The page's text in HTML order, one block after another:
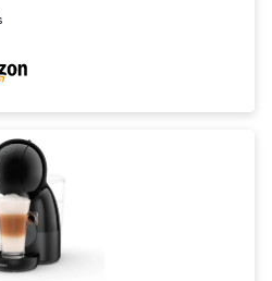
Ajustable, Piano Noir